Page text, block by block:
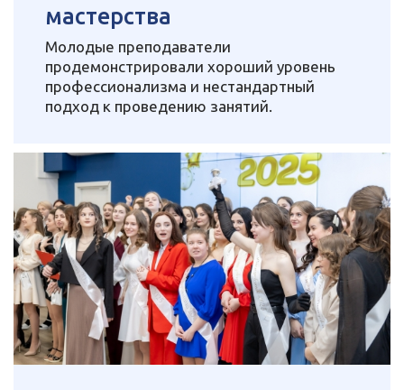
мастерства
Молодые преподаватели
продемонстрировали хороший уровень
профессионализма и нестандартный
подход к проведению занятий.